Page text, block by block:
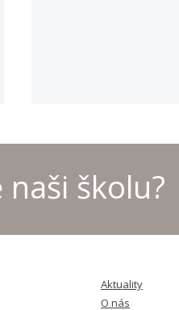
šachu - 2026
školu?
Aktuality
O nás